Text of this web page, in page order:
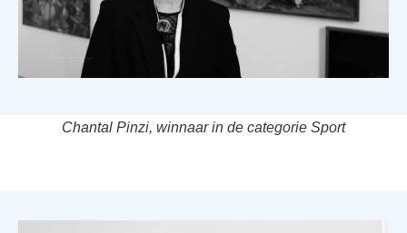
Chantal Pinzi, winnaar in de categorie Sport